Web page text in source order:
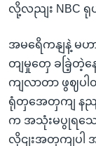
လို့လညျး NBC ရုပ
အမရေိကနျနဲ့ မဟ
တျမှုတှေ ခခြဲ့တဲ့န
ကျလာတာ ဖွဈပါ
ရုံတှအေတှကျ နည
က အသုံးမပွုရသေး
လိုငျးအတှကျပါ